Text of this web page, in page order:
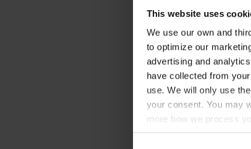
This website uses
We use our own and
to optimize our
advertising and
have collected from
use. We will only use
your consent. You may
more how we process